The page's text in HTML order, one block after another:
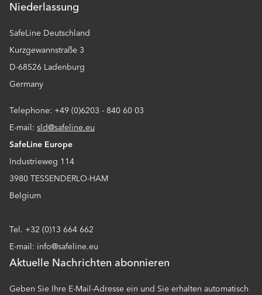
Niederlassung
SafeLine Deutschland
Kurzgewannstraße 3
D-68526 Ladenburg
Germany
Telephone: +49 (0)6203 - 840 60 03
E-mail: sld@safeline.eu
SafeLine Europe
Industrieweg 114
3980 TESSENDERLO-HAM
Belgium
Tel. +32 (0)13 664 662
E-mail: info@safeline.eu
Aktuelle Nachrichten abonnieren
Geben Sie Ihre E-Mail-Adresse ein und Sie erhalten automatisch